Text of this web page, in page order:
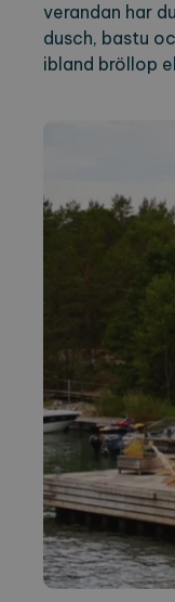
verandan har
dusch, bastu
ibland bröllop